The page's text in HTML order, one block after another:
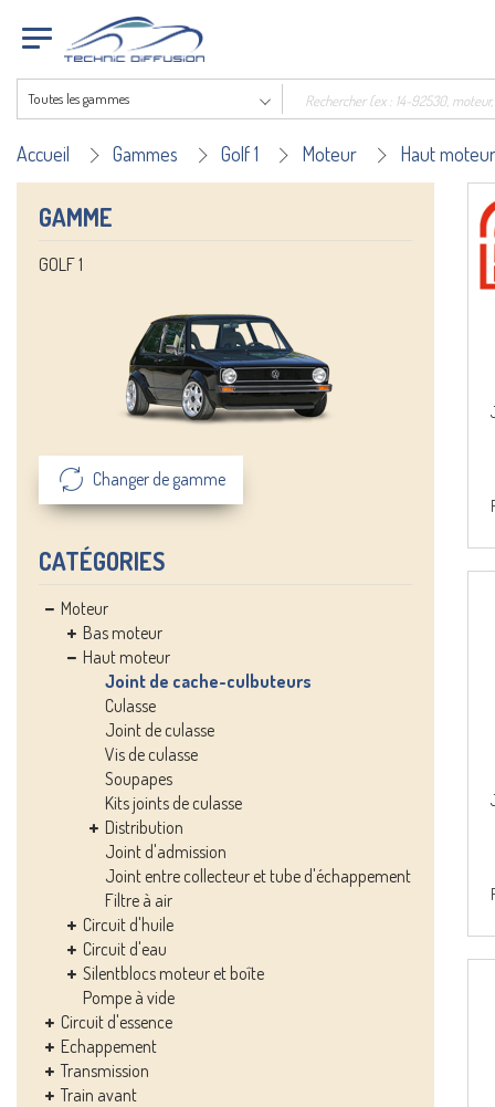
Toutes les gammes
Accueil Gammes Golf 1 Moteur Haut moteur
GAMME
GOLF 1
Changer de gamme
CATÉGORIES
Moteur
Bas moteur
Haut moteur
Joint de cache-culbuteurs
Culasse
Joint de culasse
Vis de culasse
Soupapes
Kits joints de culasse
Distribution
Joint d'admission
Joint entre collecteur et tube d'échappement
Filtre à air
Circuit d'huile
Circuit d'eau
Silentblocs moteur et boîte
Pompe à vide
Circuit d'essence
Echappement
Transmission
Train avant